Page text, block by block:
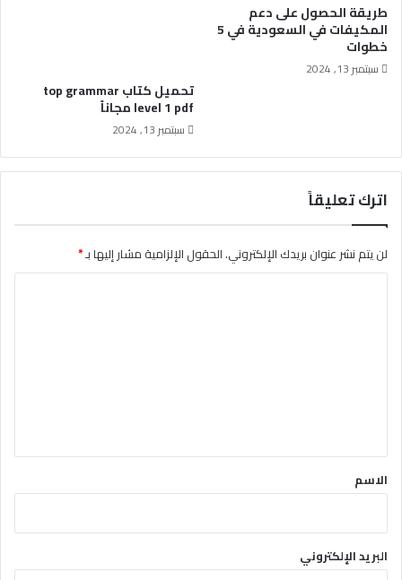
طريقة الحصول على دعم
المكيفات في السعودية في 5
خطوات
سبتمبر 13, 2024
تحميل كتاب top grammar
level 1 pdf مجاناً
سبتمبر 13, 2024
اترك تعليقاً
لن يتم نشر عنوان بريدك الإلكتروني.الحقول الإلزامية مشار إليها بـ*
*الاسم
البريد الإلكتروني